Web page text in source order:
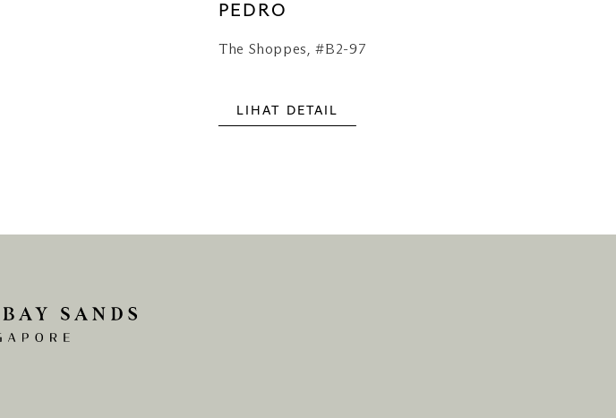
PEDRO
The Shoppes, #B2-97
LIHAT DETAIL